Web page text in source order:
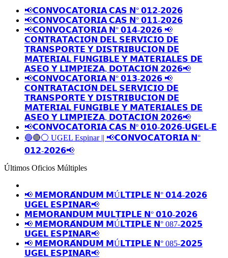
📢𝗖𝗢𝗡𝗩𝗢𝗖𝗔𝗧𝗢𝗥𝗜𝗔 𝗖𝗔𝗦 𝗡° 𝟬𝟭𝟮-𝟮𝟬𝟮𝟲
📢𝗖𝗢𝗡𝗩𝗢𝗖𝗔𝗧𝗢𝗥𝗜𝗔 𝗖𝗔𝗦 𝗡° 𝟬𝟭𝟭-𝟮𝟬𝟮𝟲
📢𝗖𝗢𝗡𝗩𝗢𝗖𝗔𝗧𝗢𝗥𝗜𝗔 𝗡° 𝟬𝟭𝟰-𝟮𝟬𝟮𝟲 📢
𝗖𝗢𝗡𝗧𝗥𝗔𝗧𝗔𝗖𝗜𝗢́𝗡 𝗗𝗘𝗟 𝗦𝗘𝗥𝗩𝗜𝗖𝗜𝗢 𝗗𝗘
𝗧𝗥𝗔𝗡𝗦𝗣𝗢𝗥𝗧𝗘 𝗬 𝗗𝗜𝗦𝗧𝗥𝗜𝗕𝗨𝗖𝗜𝗢𝗡 𝗗𝗘
𝗠𝗔𝗧𝗘𝗥𝗜𝗔𝗟 𝗙𝗨𝗡𝗚𝗜𝗕𝗟𝗘 𝗬 𝗠𝗔𝗧𝗘𝗥𝗜𝗔𝗟𝗘𝗦 𝗗𝗘
𝗔𝗦𝗘𝗢 𝗬 𝗟𝗜𝗠𝗣𝗜𝗘𝗭𝗔, 𝗗𝗢𝗧𝗔𝗖𝗜𝗢́𝗡 𝟮𝟬𝟮𝟲📢
📢𝗖𝗢𝗡𝗩𝗢𝗖𝗔𝗧𝗢𝗥𝗜𝗔 𝗡° 𝟬𝟭𝟯-𝟮𝟬𝟮𝟲 📢
𝗖𝗢𝗡𝗧𝗥𝗔𝗧𝗔𝗖𝗜𝗢́𝗡 𝗗𝗘𝗟 𝗦𝗘𝗥𝗩𝗜𝗖𝗜𝗢 𝗗𝗘
𝗧𝗥𝗔𝗡𝗦𝗣𝗢𝗥𝗧𝗘 𝗬 𝗗𝗜𝗦𝗧𝗥𝗜𝗕𝗨𝗖𝗜𝗢𝗡 𝗗𝗘
𝗠𝗔𝗧𝗘𝗥𝗜𝗔𝗟 𝗙𝗨𝗡𝗚𝗜𝗕𝗟𝗘 𝗬 𝗠𝗔𝗧𝗘𝗥𝗜𝗔𝗟𝗘𝗦 𝗗𝗘
𝗔𝗦𝗘𝗢 𝗬 𝗟𝗜𝗠𝗣𝗜𝗘𝗭𝗔, 𝗗𝗢𝗧𝗔𝗖𝗜𝗢́𝗡 𝟮𝟬𝟮𝟲📢
📢𝗖𝗢𝗡𝗩𝗢𝗖𝗔𝗧𝗢𝗥𝗜𝗔 𝗖𝗔𝗦 𝗡º 𝟬𝟭𝟬-𝟮𝟬𝟮𝟲-𝗨𝗚𝗘𝗟-𝗘
🔵🔴⚪️ UGEL Espinar || 📢𝗖𝗢𝗡𝗩𝗢𝗖𝗔𝗧𝗢𝗥𝗜𝗔 𝗡°
𝟬𝟭𝟮-𝟮𝟬𝟮𝟲📢
Últimos Oficios Múltiples
📢 𝗠𝗘𝗠𝗢𝗥𝗔́𝗡𝗗𝗨𝗠 𝗠Ú𝗟𝗧𝗜𝗣𝗟𝗘 𝗡° 𝟬𝟭𝟰-𝟮𝟬𝟮𝟲
𝗨𝗚𝗘𝗟 𝗘𝗦𝗣𝗜𝗡𝗔𝗥📢
𝗠𝗘𝗠𝗢𝗥𝗔𝗡𝗗𝗨𝗠 𝗠𝗨𝗟𝗧𝗜𝗣𝗟𝗘 𝗡° 𝟬𝟭𝟬-𝟮𝟬𝟮𝟲
📢 𝗠𝗘𝗠𝗢𝗥𝗔́𝗡𝗗𝗨𝗠 𝗠Ú𝗟𝗧𝗜𝗣𝗟𝗘 𝗡° 087-𝟮𝟬𝟮𝟱
𝗨𝗚𝗘𝗟 𝗘𝗦𝗣𝗜𝗡𝗔𝗥📢
📢 𝗠𝗘𝗠𝗢𝗥𝗔́𝗡𝗗𝗨𝗠 𝗠Ú𝗟𝗧𝗜𝗣𝗟𝗘 𝗡° 085-𝟮𝟬𝟮𝟱
𝗨𝗚𝗘𝗟 𝗘𝗦𝗣𝗜𝗡𝗔𝗥📢